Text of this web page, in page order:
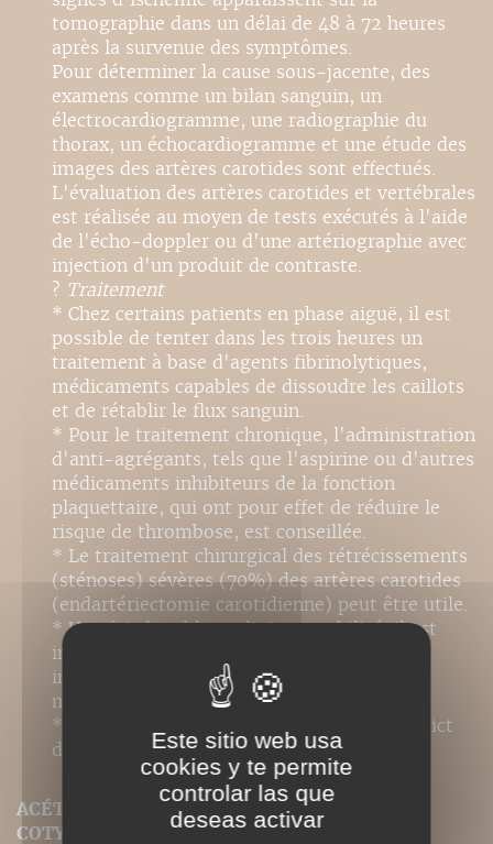
tomographie dans un délai de 48 à 72 heures
après la survenue des symptômes.
Pour déterminer la cause sous-jacente, des
examens comme un bilan sanguin, un
électrocardiogramme, une radiographie du
thorax, un échocardiogramme et une étude des
images des artères carotides sont effectués.
L'évaluation des artères carotides et vertébrales
est réalisée au moyen de tests exécutés à l'aide
de l'écho-doppler ou d'une artériographie avec
injection d'un produit de contraste.
? Traitement
* Chez certains patients en phase aiguë, il est
possible de tenter dans les trois heures un
traitement à base d'agents fibrinolytiques,
médicaments capables de dissoudre les caillots
et de rétablir le flux sanguin.
* Pour le traitement chronique, l'administration
d'anti-agrégants, tels que l'aspirine ou d'autres
médicaments inhibiteurs de la fonction
plaquettaire, qui ont pour effet de réduire le
risque de thrombose, est conseillée.
* Le traitement chirurgical des rétrécissements
(sténoses) sévères (70%) des artères carotides
(endartériectomie carotidienne) peut être utile.
* Une fois le tableau clinique stabilisé, il est
indispensable d'entamer une réhabilitation
intensive dont le but est de réduire au
maximum les pertes fonctionnelles.
* Il est essentiel d'effectuer un contrôle strict
des facteurs de risque vasculaire.
ACÉTABULUM (OU CAVITÉ COTYLOÏDE, OU
COTYLE)
Este sitio web usa
cookies y te permite
controlar las que
deseas activar